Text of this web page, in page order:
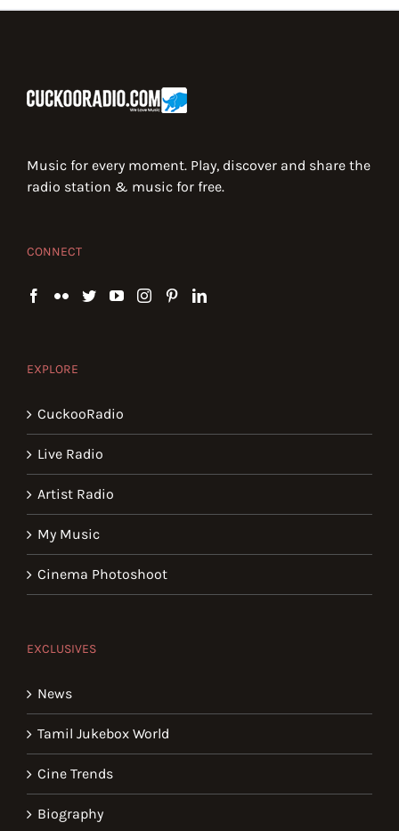
Music for every moment. Play, discover and share the
radio station & music for free.
CONNECT
EXPLORE
CuckooRadio
Live Radio
Artist Radio
My Music
Cinema Photoshoot
EXCLUSIVES
News
Tamil Jukebox World
Cine Trends
Biography